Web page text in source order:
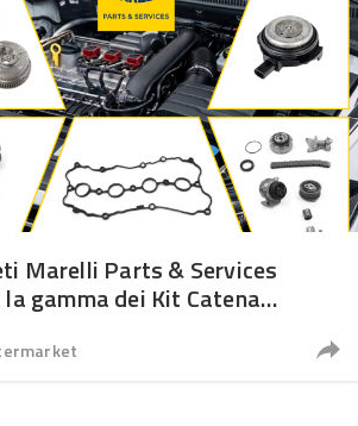
Marelli Parts & Services
gamma dei Kit Catena